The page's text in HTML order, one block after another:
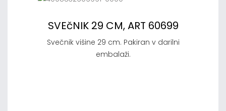
SVEčNIK 29 CM, ART 60699
Svečnik višine 29 cm. Pakiran v darilni
embalaži.